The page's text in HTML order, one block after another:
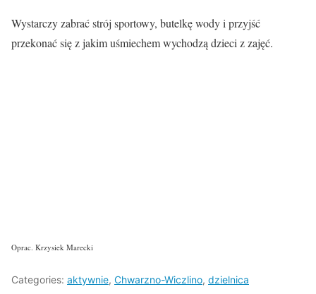
Wystarczy zabrać strój sportowy, butelkę wody i przyjść
przekonać się z jakim uśmiechem wychodzą dzieci z zajęć.
Oprac. Krzysiek Marecki
Categories: aktywnie, Chwarzno-Wiczlino, dzielnica